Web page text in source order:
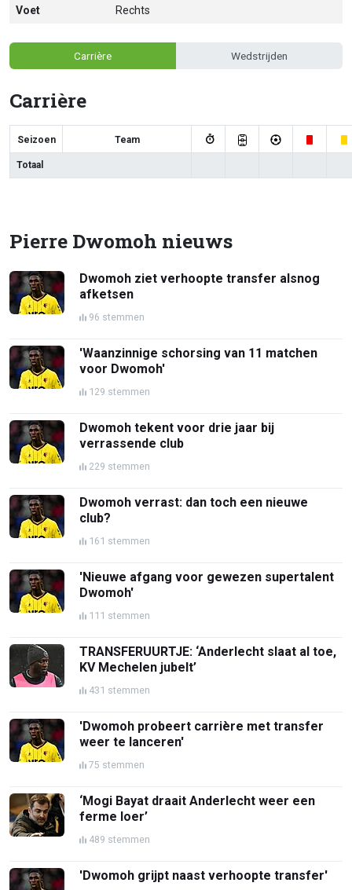
Voet Rechts
Carrière Wedstrijden
Carrière
Seizoen Team
Totaal
Pierre Dwomoh nieuws
Dwomoh ziet verhoopte transfer alsnog
afketsen
96 stemmen
'Waanzinnige schorsing van 11 matchen
voor Dwomoh'
129 stemmen
Dwomoh tekent voor drie jaar bij
verrassende club
229 stemmen
Dwomoh verrast: dan toch een nieuwe
club?
161 stemmen
'Nieuwe afgang voor gewezen supertalent
Dwomoh'
111 stemmen
TRANSFERUURTJE: ‘Anderlecht slaat al toe,
KV Mechelen jubelt’
431 stemmen
'Dwomoh probeert carrière met transfer
weer te lanceren'
75 stemmen
‘Mogi Bayat draait Anderlecht weer een
ferme loer’
489 stemmen
'Dwomoh grijpt naast verhoopte transfer'